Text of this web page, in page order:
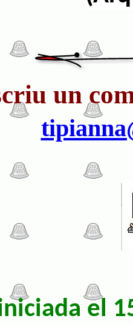
un
el